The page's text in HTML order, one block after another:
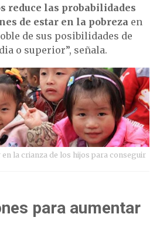
reduce las probabilidades
de estar en la pobreza en
de sus posibilidades de
o superior”, señala.
la crianza de los hijos para conseguir
para aumentar